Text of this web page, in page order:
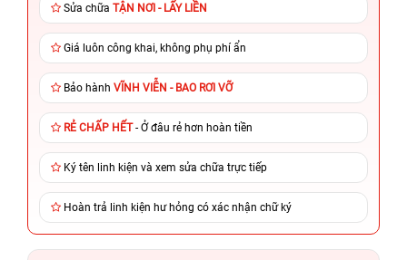
Sửa chữa TẬN NƠI - LẤY LIỀN
Giá luôn công khai, không phụ phí ẩn
Bảo hành VĨNH VIỄN - BAO RƠI VỠ
RẺ CHẤP HẾT- Ở đâu rẻ hơn hoàn tiền
Ký tên linh kiện và xem sửa chữa trực tiếp
Hoàn trả linh kiện hư hỏng có xác nhận chữ ký